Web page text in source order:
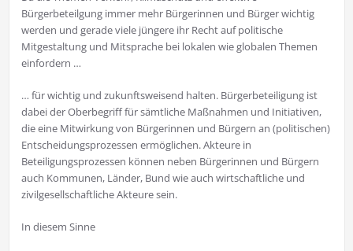
Bürgerbeteilgung immer mehr Bürgerinnen und Bürger wichtig
werden und gerade viele jüngere ihr Recht auf politische
Mitgestaltung und Mitsprache bei lokalen wie globalen Themen
einfordern …
… für wichtig und zukunftsweisend halten. Bürgerbeteiligung ist
dabei der Oberbegriff für sämtliche Maßnahmen und Initiativen,
die eine Mitwirkung von Bürgerinnen und Bürgern an (politischen)
Entscheidungsprozessen ermöglichen. Akteure in
Beteiligungsprozessen können neben Bürgerinnen und Bürgern
auch Kommunen, Länder, Bund wie auch wirtschaftliche und
zivilgesellschaftliche Akteure sein.
In diesem Sinne